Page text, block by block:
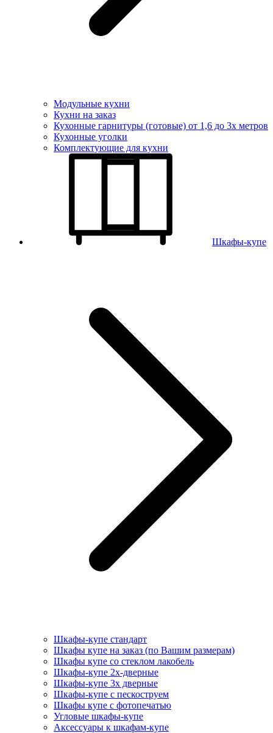
Модульные кухни
Кухни на заказ
Кухонные гарнитуры (готовые) от 1,6 до 3х метров
Кухонные уголки
Комплектующие для кухни
Шкафы-купе
Шкафы-купе стандарт
Шкафы купе на заказ (по Вашим размерам)
Шкафы купе со стеклом лакобель
Шкафы-купе 2х-дверные
Шкафы-купе 3х дверные
Шкафы-купе с пескоструем
Шкафы купе с фотопечатью
Угловые шкафы-купе
Аксессуары к шкафам-купе